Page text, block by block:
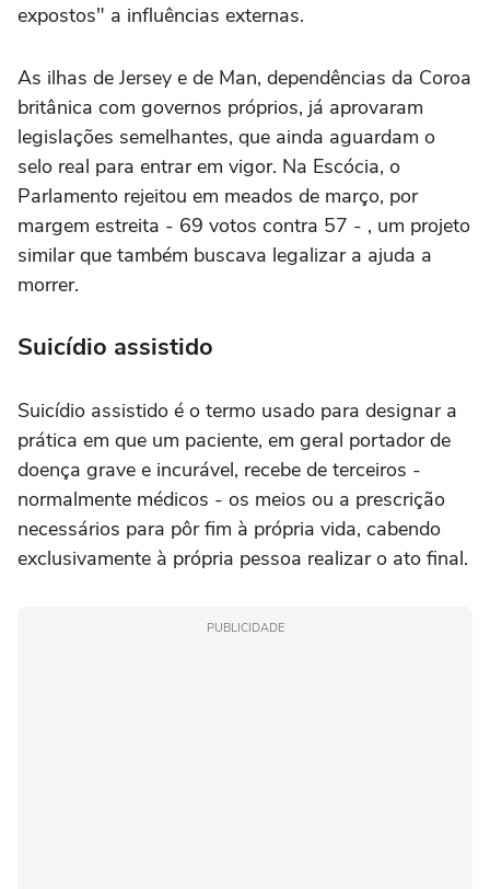
expostos" a influências externas.
As ilhas de Jersey e de Man, dependências da Coroa
britânica com governos próprios, já aprovaram
legislações semelhantes, que ainda aguardam o
selo real para entrar em vigor. Na Escócia, o
Parlamento rejeitou em meados de março, por
margem estreita - 69 votos contra 57 - , um projeto
similar que também buscava legalizar a ajuda a
morrer.
Suicídio assistido
Suicídio assistido é o termo usado para designar a
prática em que um paciente, em geral portador de
doença grave e incurável, recebe de terceiros -
normalmente médicos - os meios ou a prescrição
necessários para pôr fim à própria vida, cabendo
exclusivamente à própria pessoa realizar o ato final.
PUBLICIDADE